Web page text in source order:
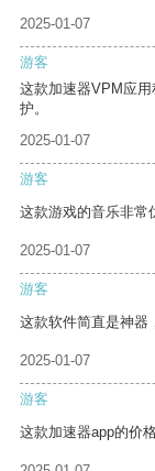
2025-01-07
游客
这款加速器VPM应
护。
2025-01-07
游客
这款游戏的音乐非常
2025-01-07
游客
这款软件简直是神器
2025-01-07
游客
这款加速器app的价